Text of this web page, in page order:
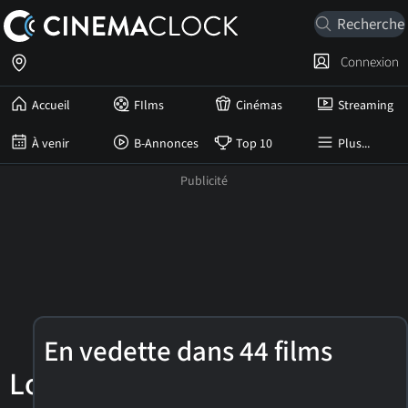
Accueil FIlms Cinémas Streaming
À venir B-Annonces Top 10 Plus...
Connexion
Eva
Longoria
En vedette dans 44 films